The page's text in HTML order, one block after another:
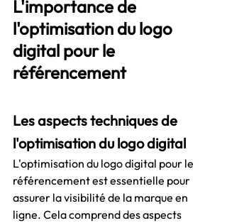
L'importance de
l'optimisation du logo
digital pour le
référencement
Les aspects techniques de
l'optimisation du logo digital
L'optimisation du logo digital pour le
référencement est essentielle pour
assurer la visibilité de la marque en
ligne. Cela comprend des aspects